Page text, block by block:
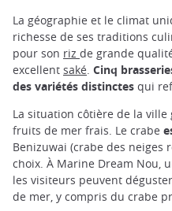
La géographie et le climat
richesse de ses traditions
pour son riz de grande
excellent saké. Cinq
des variétés distinctes qui
La situation côtière de la
fruits de mer frais. Le crabe
Benizuwai (crabe des neiges
choix. À Marine Dream Nou,
les visiteurs peuvent
de mer, y compris du crabe